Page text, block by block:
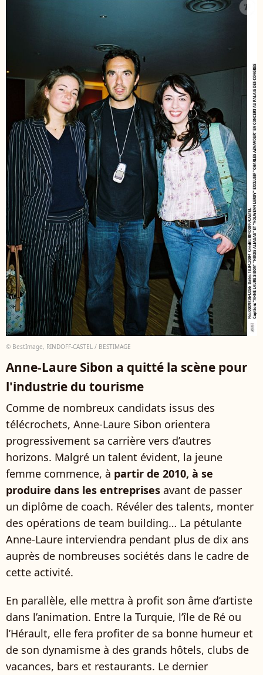
© BestImage, RINDOFF-CASTEL / BESTIMAGE
Anne-Laure Sibon a quitté la scène pour
l'industrie du tourisme
Comme de nombreux candidats issus des
télécrochets, Anne-Laure Sibon orientera
progressivement sa carrière vers d’autres
horizons. Malgré un talent évident, la jeune
femme commence, à partir de 2010, à se
produire dans les entreprises avant de passer
un diplôme de coach. Révéler des talents, monter
des opérations de team building… La pétulante
Anne-Laure interviendra pendant plus de dix ans
auprès de nombreuses sociétés dans le cadre de
cette activité.
En parallèle, elle mettra à profit son âme d’artiste
dans l’animation. Entre la Turquie, l’île de Ré ou
l’Hérault, elle fera profiter de sa bonne humeur et
de son dynamisme à des grands hôtels, clubs de
vacances, bars et restaurants. Le dernier